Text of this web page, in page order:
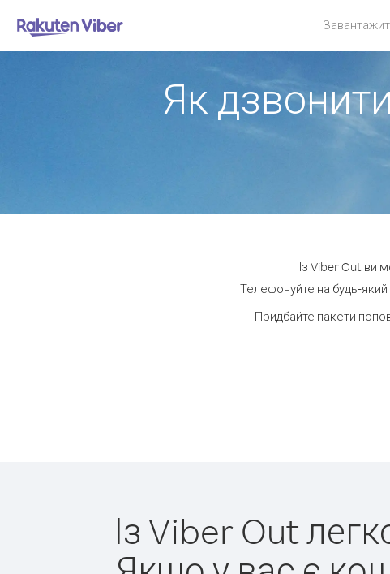
Як
Із Viber Out ви
Телефонуйте на будь-
Придбайте пакети
Із Viber Out